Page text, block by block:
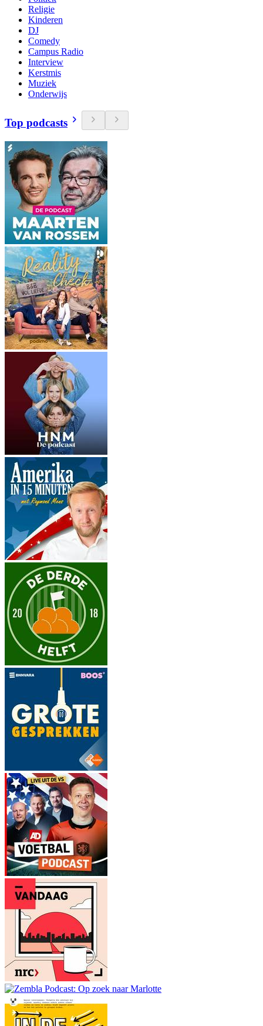
Religie
Kinderen
DJ
Comedy
Campus Radio
Interview
Kerstmis
Muziek
Onderwijs
Top podcasts